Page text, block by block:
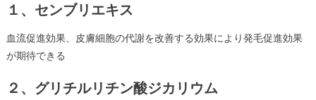
１、センブリエキス
血流促進効果、皮膚細胞の代謝を改善する効果により発毛促進効果
が期待できる
２、グリチルリチン酸ジカリウム